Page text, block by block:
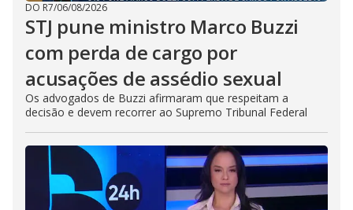
DO R7/06/08/2026
STJ pune ministro Marco Buzzi
com perda de cargo por
acusações de assédio sexual
Os advogados de Buzzi afirmaram que respeitam a
decisão e devem recorrer ao Supremo Tribunal Federal